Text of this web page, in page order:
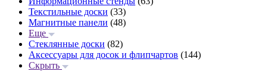
Текстильные доски (33)
Магнитные панели (48)
Еще
Стеклянные доски (82)
Аксессуары для досок и флипчартов (144)
Скрыть